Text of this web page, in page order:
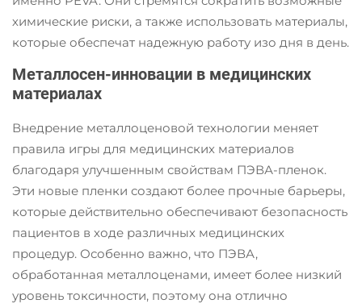
химические риски, а также использовать материалы,
которые обеспечат надежную работу изо дня в день.
Металлосен-инновации в медицинских
материалах
Внедрение металлоценовой технологии меняет
правила игры для медицинских материалов
благодаря улучшенным свойствам ПЭВА-пленок.
Эти новые пленки создают более прочные барьеры,
которые действительно обеспечивают безопасность
пациентов в ходе различных медицинских
процедур. Особенно важно, что ПЭВА,
обработанная металлоценами, имеет более низкий
уровень токсичности, поэтому она отлично